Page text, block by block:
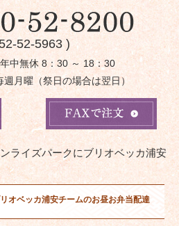
52-5963 )
中無休 8：30 ～ 18：30
週月曜（祭日の場合は翌日）
ライズパークにブリオベッカ浦安
オベッカ浦安チームのお昼お弁当配達